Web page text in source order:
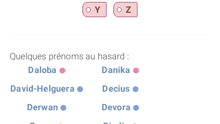
Y
Z
Quelques prénoms au hasard :
Daloba
Danika
David-Helguera
Decius
Derwan
Devora